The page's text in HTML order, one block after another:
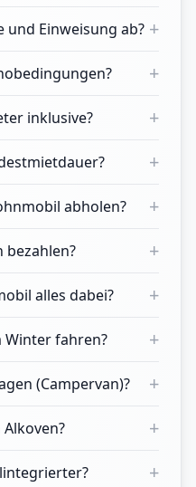
und Einweisung ab? +
+
inklusive? +
+
abholen? +
bezahlen? +
alles dabei? +
Winter fahren? +
(Campervan)? +
+
+